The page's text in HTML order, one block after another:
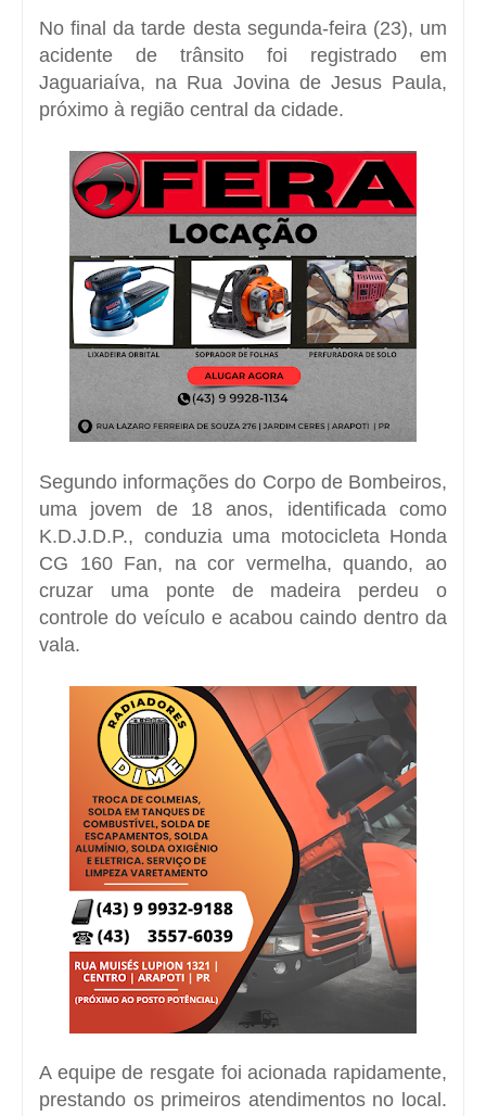
No final da tarde desta segunda-feira (23), um
acidente de trânsito foi registrado em
Jaguariaíva, na Rua Jovina de Jesus Paula,
próximo à região central da cidade.
Segundo informações do Corpo de Bombeiros,
uma jovem de 18 anos, identificada como
K.D.J.D.P., conduzia uma motocicleta Honda
CG 160 Fan, na cor vermelha, quando, ao
cruzar uma ponte de madeira perdeu o
controle do veículo e acabou caindo dentro da
vala.
A equipe de resgate foi acionada rapidamente,
prestando os primeiros atendimentos no local.